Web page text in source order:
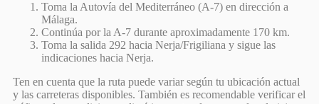
Toma la Autovía del Mediterráneo (A-7) en dirección a
Málaga.
Continúa por la A-7 durante aproximadamente 170 km.
Toma la salida 292 hacia Nerja/Frigiliana y sigue las
indicaciones hacia Nerja.
Ten en cuenta que la ruta puede variar según tu ubicación actual
y las carreteras disponibles. También es recomendable verificar el